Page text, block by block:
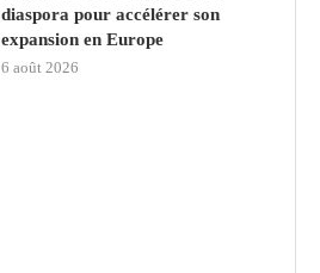
diaspora pour accélérer son
expansion en Europe
6 août 2026